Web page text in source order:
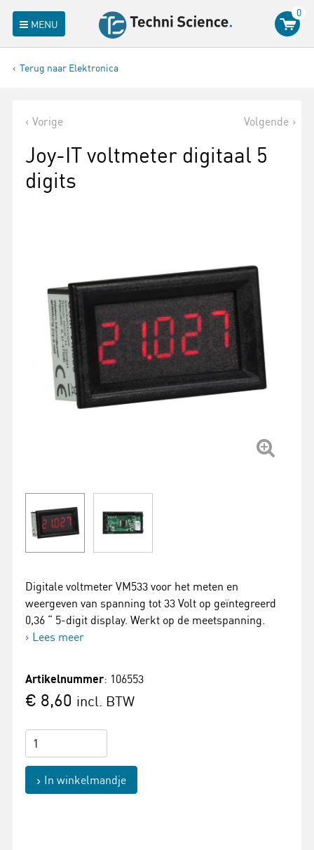
MENU
0
Terug naar Elektronica
Vorige Volgende
Joy-IT voltmeter digitaal 5
digits
Digitale voltmeter VM533 voor het meten en
weergeven van spanning tot 33 Volt op geïntegreerd
0,36 “ 5-digit display. Werkt op de meetspanning.
Lees meer
Artikelnummer: 106553
€ 8,60 incl. BTW
In winkelmandje